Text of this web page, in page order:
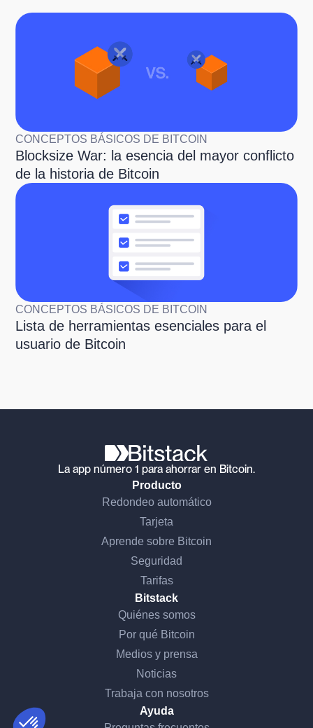
¡Hola, somos nosotros...
interesa antes de molestarte, pero nos encantaría acompañarte
Consentimientos certificados por
CONCEPTOS BÁSICOS DE BITCOIN
Blocksize War: la esencia del mayor conflicto
de la historia de Bitcoin
CONCEPTOS BÁSICOS DE BITCOIN
Lista de herramientas esenciales para el
usuario de Bitcoin
La app número 1 para ahorrar en Bitcoin.
Producto
Redondeo automático
Tarjeta
Aprende sobre Bitcoin
Seguridad
Tarifas
Bitstack
Quiénes somos
Por qué Bitcoin
Medios y prensa
Noticias
Trabaja con nosotros
Ayuda